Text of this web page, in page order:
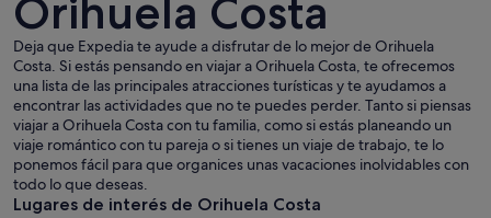
Un pueblo costero con un puerto
Orihuela Costa
Deja que Expedia te ayude a disfrutar de lo mejor de Orihuela
Costa. Si estás pensando en viajar a Orihuela Costa, te ofrecemos
una lista de las principales atracciones turísticas y te ayudamos a
encontrar las actividades que no te puedes perder. Tanto si piensas
viajar a Orihuela Costa con tu familia, como si estás planeando un
viaje romántico con tu pareja o si tienes un viaje de trabajo, te lo
ponemos fácil para que organices unas vacaciones inolvidables con
todo lo que deseas.
Lugares de interés de Orihuela Costa